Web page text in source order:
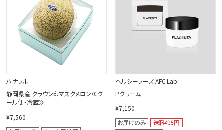
ハナフル
静岡県産 クラウン印マスクメロン≪ク
ール便・冷蔵≫
¥7,560
ヘルシーフーズ AFC Lab.
Pクリーム
¥7,150